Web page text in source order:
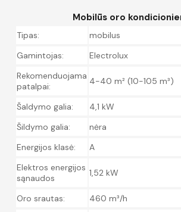
Mobilūs oro
Tipas:
mobilus
Gamintojas:
Electrolux
Rekomenduojama
patalpai:
4-40 m² (10-105 m³)
Šaldymo galia:
4,1 kW
Šildymo galia:
nėra
Energijos klasė:
A
Elektros energijos
sąnaudos
1,52 kW
Oro srautas:
460 m³/h